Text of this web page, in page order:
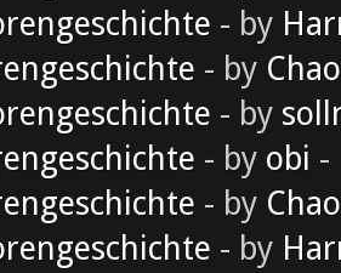
- by
- by
- by
- by obi -
- by
- by